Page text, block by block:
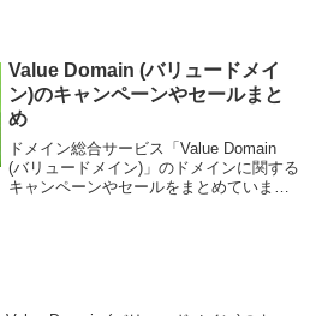
Value Domain (バリュードメイ
ン)のキャンペーンやセールまと
め
ドメイン総合サービス「Value Domain
(バリュードメイン)」のドメインに関する
キャンペーンやセールをまとめていま